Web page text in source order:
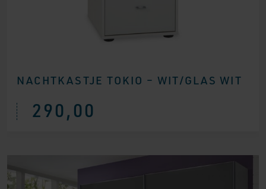
NACHTKASTJE TOKIO – WIT/GLAS WIT
290,00